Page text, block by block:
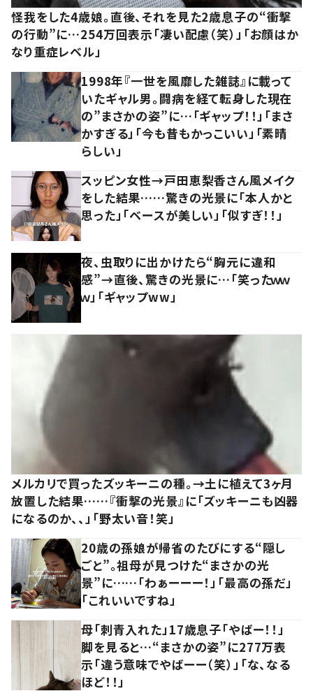
怪我をした4歳娘。直後、それを見た2歳息子の“衝撃
の行動”に…254万回表示「凄い配慮（笑）」「お顔はか
なり重症レベル」
1998年『一世を風靡した雑誌』に載って
いたギャル男。闘病を経て転身した現在
の”まさかの姿”に…「ギャップ！！」「まさ
かすぎる」「今も昔もかっこいい」「素晴
らしい」
スッピン女性→戸田恵梨香さん風メイク
をした結果……驚きの光景に「本人かと
思った」「ベースが美しい」「似すぎ！！」
夜、虫取りに出かけたら“胸元に違和
感”→直後、驚きの光景に…「笑ったｗｗ
ｗ」「ギャップww」
メルカリで買ったズッキーニの種。→土に植えて3ヶ月
放置した結果……『衝撃の光景』に「ズッキーニも凶器
になるのか、、」「野太い音！笑」
20歳の孫娘が帰省のたびにする“隠し
ごと”。祖母が見つけた“まさかの光
景”に……「わぁーーー！」「最高の孫だ」
「これいいですね」
母「刺青入れた」17歳息子「やばー！！」
脚を見ると…“まさかの姿”に277万表
示「違う意味でやばーー（笑）」「な、なる
ほど！！」